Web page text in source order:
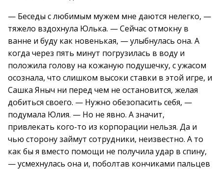
— Беседы с любимым мужем мне даются нелегко, —
тяжело вздохнула Юлька. — Сейчас отмокну в
ванне и буду как новенькая, — улыбнулась она. А
когда через пять минут погрузилась в воду и
положила голову на кожаную подушечку, с ужасом
осознала, что слишком высоки ставки в этой игре, и
Сашка Яныч ни перед чем не остановится, желая
добиться своего. — Нужно обезопасить себя, —
подумала Юлия. — Но не явно. А значит,
привлекать кого-то из корпорации нельзя. Да и
чью сторону займут сотрудники, неизвестно. А то
как бы я вместо помощи не получила удар в спину,
— усмехнулась она и, поболтав кончиками пальцев